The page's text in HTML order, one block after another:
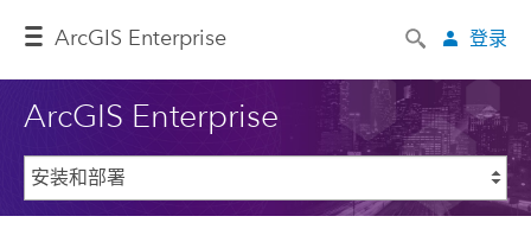
ArcGIS Enterprise 登录
ArcGIS Enterprise